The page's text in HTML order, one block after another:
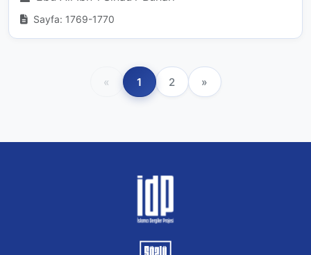
Sayfa: 1769-1770
« 1 2 »